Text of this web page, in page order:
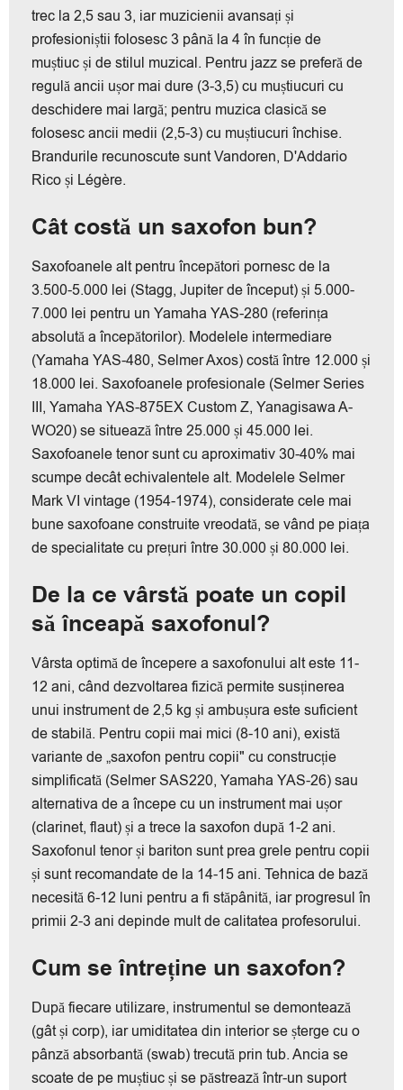
trec la 2,5 sau 3, iar muzicienii avansați și
profesioniștii folosesc 3 până la 4 în funcție de
muștiuc și de stilul muzical. Pentru jazz se preferă de
regulă ancii ușor mai dure (3-3,5) cu muștiucuri cu
deschidere mai largă; pentru muzica clasică se
folosesc ancii medii (2,5-3) cu muștiucuri închise.
Brandurile recunoscute sunt Vandoren, D'Addario
Rico și Légère.
Cât costă un saxofon bun?
Saxofoanele alt pentru începători pornesc de la
3.500-5.000 lei (Stagg, Jupiter de început) și 5.000-
7.000 lei pentru un Yamaha YAS-280 (referința
absolută a începătorilor). Modelele intermediare
(Yamaha YAS-480, Selmer Axos) costă între 12.000 și
18.000 lei. Saxofoanele profesionale (Selmer Series
III, Yamaha YAS-875EX Custom Z, Yanagisawa A-
WO20) se situează între 25.000 și 45.000 lei.
Saxofoanele tenor sunt cu aproximativ 30-40% mai
scumpe decât echivalentele alt. Modelele Selmer
Mark VI vintage (1954-1974), considerate cele mai
bune saxofoane construite vreodată, se vând pe piața
de specialitate cu prețuri între 30.000 și 80.000 lei.
De la ce vârstă poate un copil
să înceapă saxofonul?
Vârsta optimă de începere a saxofonului alt este 11-
12 ani, când dezvoltarea fizică permite susținerea
unui instrument de 2,5 kg și ambușura este suficient
de stabilă. Pentru copii mai mici (8-10 ani), există
variante de „saxofon pentru copii" cu construcție
simplificată (Selmer SAS220, Yamaha YAS-26) sau
alternativa de a începe cu un instrument mai ușor
(clarinet, flaut) și a trece la saxofon după 1-2 ani.
Saxofonul tenor și bariton sunt prea grele pentru copii
și sunt recomandate de la 14-15 ani. Tehnica de bază
necesită 6-12 luni pentru a fi stăpânită, iar progresul în
primii 2-3 ani depinde mult de calitatea profesorului.
Cum se întreține un saxofon?
După fiecare utilizare, instrumentul se demontează
(gât și corp), iar umiditatea din interior se șterge cu o
pânză absorbantă (swab) trecută prin tub. Ancia se
scoate de pe muștiuc și se păstrează într-un suport